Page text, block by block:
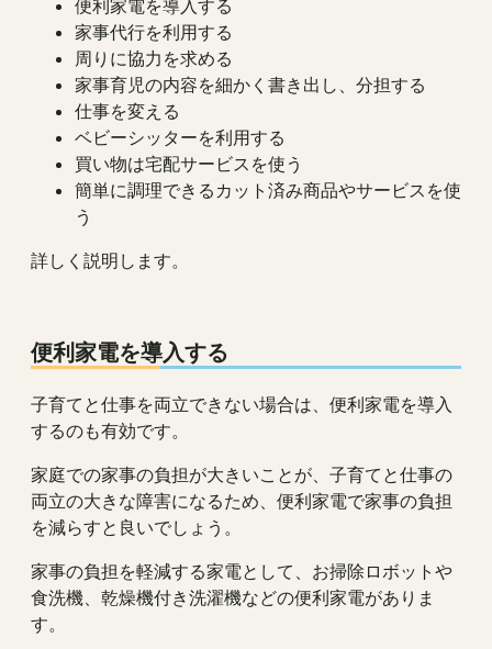
便利家電を導入する
家事代行を利用する
周りに協力を求める
家事育児の内容を細かく書き出し、分担する
仕事を変える
ベビーシッターを利用する
買い物は宅配サービスを使う
簡単に調理できるカット済み商品やサービスを使
う
詳しく説明します。
便利家電を導入する
子育てと仕事を両立できない場合は、便利家電を導入
するのも有効です。
家庭での家事の負担が大きいことが、子育てと仕事の
両立の大きな障害になるため、便利家電で家事の負担
を減らすと良いでしょう。
家事の負担を軽減する家電として、お掃除ロボットや
食洗機、乾燥機付き洗濯機などの便利家電がありま
す。